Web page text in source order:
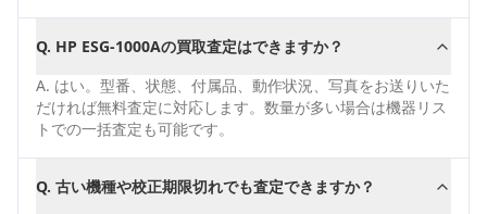
Q. HP ESG-1000Aの買取査定はできますか？
A. はい。型番、状態、付属品、動作状況、写真をお送りいた
だければ無料査定に対応します。数量が多い場合は機器リス
トでの一括査定も可能です。
Q. 古い機種や校正期限切れでも査定できますか？